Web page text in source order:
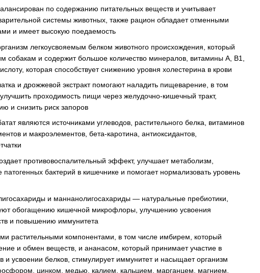
по содержанию питательных веществ и учитывает
системы животных, также рацион обладает отменными
и имеет высокую поедаемость
легкоусвояемым белком животного происхождения, который
собакам и содержит большое количество минералов, витамины А, В1,
которая способствует снижению уровня холестерина в крови
и дрожжевой экстракт помогают наладить пищеварение, в том
проходимость пищи через желудочно-кишечный тракт,
и снизить риск запоров
являются источниками углеводов, растительного белка, витаминов
и макроэлементов, бета-каротина, антиоксидантов,
противовоспалительный эффект, улучшает метаболизм,
патогенных бактерий в кишечнике и помогает нормализовать уровень
и маннанолигосахариды — натуральные пребиотики,
обогащению кишечной микрофлоры, улучшению усвоения
и повышению иммунитета
растительными компонентами, в том числе имбирем, который
и обмен веществ, и ананасом, который принимает участие в
и усвоении белков, стимулирует иммунитет и насыщает организм
цинком, медью, калием, кальцием, марганцем, магнием,